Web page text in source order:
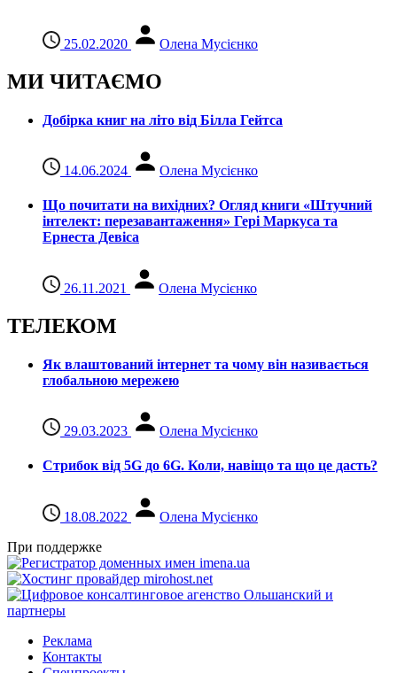
25.02.2020 Олена Мусієнко
МИ ЧИТАЄМО
Добірка книг на літо від Білла Гейтса
14.06.2024 Олена Мусієнко
Що почитати на вихідних? Огляд книги «Штучний
інтелект: перезавантаження» Гері Маркуса та
Ернеста Девіса
26.11.2021 Олена Мусієнко
ТЕЛЕКОМ
Як влаштований інтернет та чому він називається
глобальною мережею
29.03.2023 Олена Мусієнко
Стрибок від 5G до 6G. Коли, навіщо та що це даcть?
18.08.2022
Олена Мусієнко
При поддержке
Реклама
Контакты